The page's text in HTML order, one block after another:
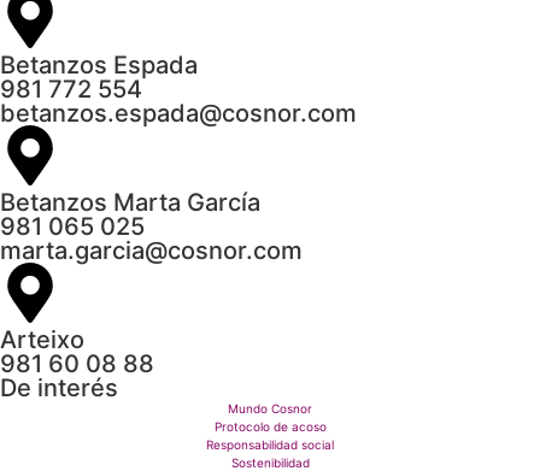
Betanzos Espada
981 772 554
betanzos.espada@cosnor.com
Betanzos Marta García
981 065 025
marta.garcia@cosnor.com
Arteixo
981 60 08 88
De interés
Mundo Cosnor
Protocolo de acoso
Responsabilidad social
Sostenibilidad